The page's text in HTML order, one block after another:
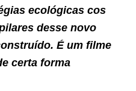
ecológicas cos
desse novo
É um filme
certa forma